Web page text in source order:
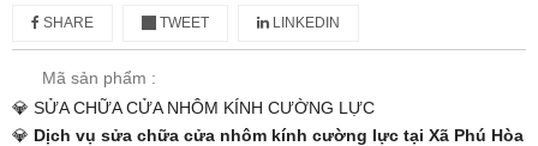
SHARE TWEET LINKEDIN
Mã sản phẩm :
💎 SỬA CHỮA CỬA NHÔM KÍNH CƯỜNG LỰC
💎 Dịch vụ sửa chữa cửa nhôm kính cường lực tại Xã Phú Hòa